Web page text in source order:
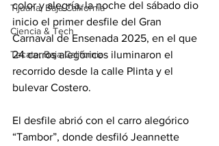
Tijuana, Baja California
Ciencia & Tech
Tecate, Baja California
color y alegría, la noche del sábado dio
inicio el primer desfile del Gran
Carnaval de Ensenada 2025, en el que
24 carros alegóricos iluminaron el
recorrido desde la calle Plinta y el
bulevar Costero.
El desfile abrió con el carro alegórico
“Tambor”, donde desfiló Jeannette